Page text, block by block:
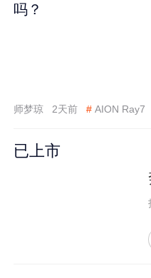
吗？
师梦琼 2天前 # AION Ray7
已上市